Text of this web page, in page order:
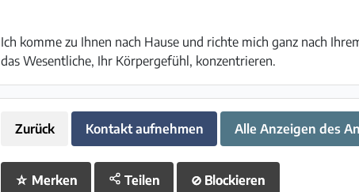
Ich komme zu Ihnen nach Hause und richte mich ganz nach
das Wesentliche, Ihr Körpergefühl, konzentrieren.
Zurück Kontakt aufnehmen Alle Anzeigen des
☆ Merken Teilen ⊘ Blockieren